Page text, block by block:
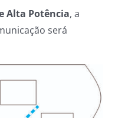
Alta Potência, a
será